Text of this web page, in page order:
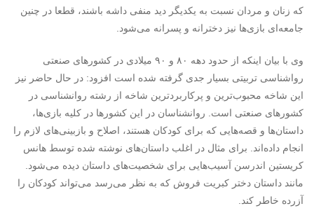
که زنان و مردان نسبت به یکدیگر دید منفی داشه باشند، قطعا در چنین
جامعه‌ای بازی‌ها نیز دخترانه و پسرانه می‌شود.
وی با بیان اینکه از حدود دهه ۸۰ و ۹۰ میلادی در کشورهای صنعتی
رواشناسی تربیتی بسیار جدی گرفته شده است افزود: در حال حاضر نیز
این شاخه محبوب‌ترین و پرکاربردترین شاخه از رشته روانشناسی در
کشورهای صنعتی است. روانشناسان در این کشورها در کلیه بازی‌ها،
داستان‌ها و قصه‌هایی که برای کودکان هستند، اصلاح و بازبینی‌های لازم را
انجام داده‌اند. برای مثال در اغلب داستان‌های نوشته شده توسط هانس
کریستین اندرسن آسیب‌هایی برای شخصیت‌های داستان دیده می‌شود.
مانند داستان دختر کبریت فروش که به نظر می‌رسد می‌تواند کودکان را
آزرده خاطر کند.